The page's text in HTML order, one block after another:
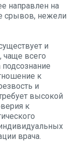
направлен на
срывов, нежели
и
чаще всего
подсознание
к
и
высокой
к
врача.